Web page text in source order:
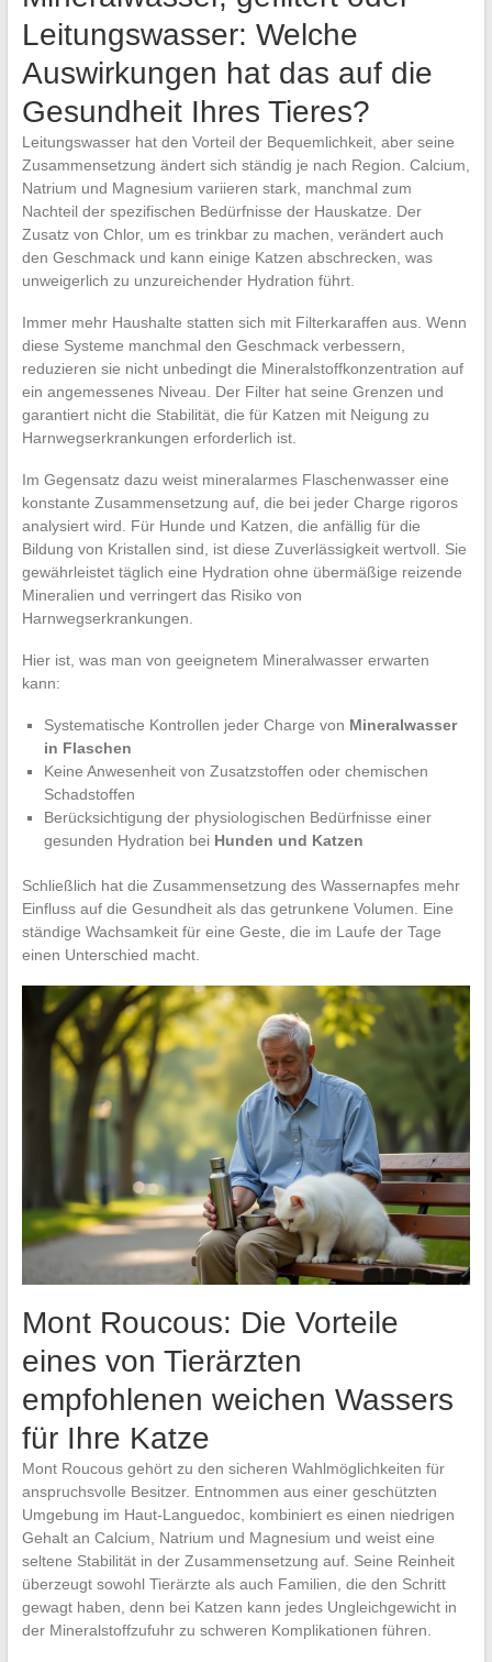
Leitungswasser: Welche
Auswirkungen hat das auf die
Gesundheit Ihres Tieres?
Leitungswasser hat den Vorteil der Bequemlichkeit, aber seine
Zusammensetzung ändert sich ständig je nach Region. Calcium,
Natrium und Magnesium variieren stark, manchmal zum
Nachteil der spezifischen Bedürfnisse der Hauskatze. Der
Zusatz von Chlor, um es trinkbar zu machen, verändert auch
den Geschmack und kann einige Katzen abschrecken, was
unweigerlich zu unzureichender Hydration führt.
Immer mehr Haushalte statten sich mit Filterkaraffen aus. Wenn
diese Systeme manchmal den Geschmack verbessern,
reduzieren sie nicht unbedingt die Mineralstoffkonzentration auf
ein angemessenes Niveau. Der Filter hat seine Grenzen und
garantiert nicht die Stabilität, die für Katzen mit Neigung zu
Harnwegserkrankungen erforderlich ist.
Im Gegensatz dazu weist mineralarmes Flaschenwasser eine
konstante Zusammensetzung auf, die bei jeder Charge rigoros
analysiert wird. Für Hunde und Katzen, die anfällig für die
Bildung von Kristallen sind, ist diese Zuverlässigkeit wertvoll. Sie
gewährleistet täglich eine Hydration ohne übermäßige reizende
Mineralien und verringert das Risiko von
Harnwegserkrankungen.
Hier ist, was man von geeignetem Mineralwasser erwarten
kann:
Systematische Kontrollen jeder Charge von Mineralwasser
in Flaschen
Keine Anwesenheit von Zusatzstoffen oder chemischen
Schadstoffen
Berücksichtigung der physiologischen Bedürfnisse einer
gesunden Hydration bei Hunden und Katzen
Schließlich hat die Zusammensetzung des Wassernapfes mehr
Einfluss auf die Gesundheit als das getrunkene Volumen. Eine
ständige Wachsamkeit für eine Geste, die im Laufe der Tage
einen Unterschied macht.
Mont Roucous: Die Vorteile
eines von Tierärzten
empfohlenen weichen Wassers
für Ihre Katze
Mont Roucous gehört zu den sicheren Wahlmöglichkeiten für
anspruchsvolle Besitzer. Entnommen aus einer geschützten
Umgebung im Haut-Languedoc, kombiniert es einen niedrigen
Gehalt an Calcium, Natrium und Magnesium und weist eine
seltene Stabilität in der Zusammensetzung auf. Seine Reinheit
überzeugt sowohl Tierärzte als auch Familien, die den Schritt
gewagt haben, denn bei Katzen kann jedes Ungleichgewicht in
der Mineralstoffzufuhr zu schweren Komplikationen führen.